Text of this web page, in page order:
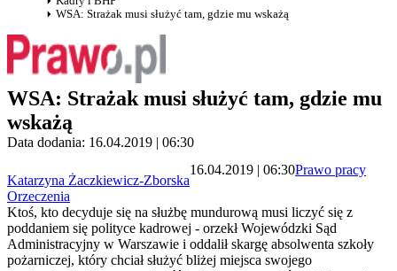
WSA: Strażak musi służyć tam, gdzie mu wskażą
WSA: Strażak musi służyć tam, gdzie mu
wskażą
Data dodania: 16.04.2019 | 06:30
Katarzyna Żaczkiewicz-Zborska
16.04.2019 | 06:30Prawo pracy
Orzeczenia
Ktoś, kto decyduje się na służbę mundurową musi liczyć się z
poddaniem się polityce kadrowej - orzekł Wojewódzki Sąd
Administracyjny w Warszawie i oddalił skargę absolwenta szkoły
pożarniczej, który chciał służyć bliżej miejsca swojego